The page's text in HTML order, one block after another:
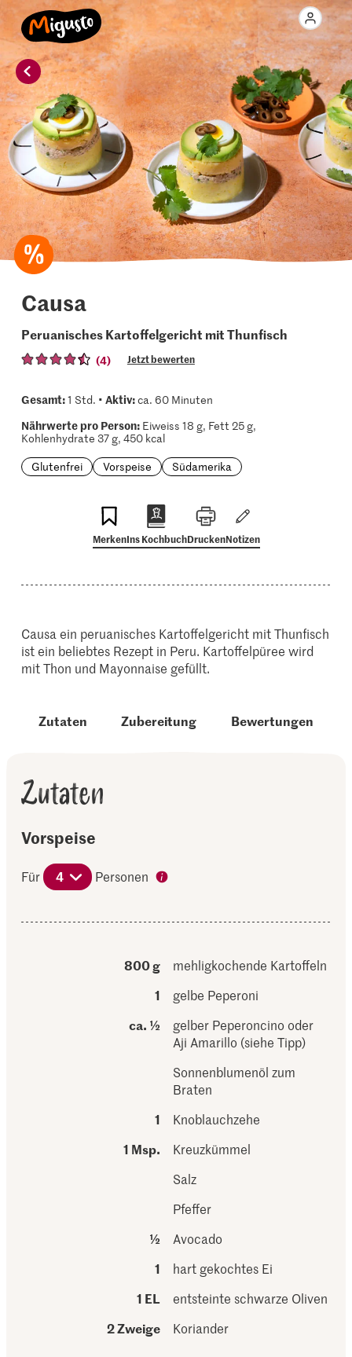
Causa
Peruanisches Kartoffelgericht mit Thunfisch
(4) Jetzt bewerten
Gesamt:1 Std. • Aktiv:ca. 60 Minuten
Nährwerte pro Person:Eiweiss 18 g, Fett 25 g,
Kohlenhydrate 37 g, 450 kcal
Glutenfrei
Vorspeise Südamerika
MerkenIns KochbuchDruckenNotizen
Causa ein peruanisches Kartoffelgericht mit Thunfisch
ist ein beliebtes Rezept in Peru. Kartoffelpüree wird
mit Thon und Mayonnaise gefüllt.
Zutaten Zubereitung Bewertungen
Zutaten
Vorspeise
Für 4 Personen
800 g
mehligkochende Kartoffeln
1
gelbe Peperoni
ca. ½
gelber Peperoncino oder
Aji Amarillo (siehe Tipp)
Sonnenblumenöl zum
Braten
1
Knoblauchzehe
1 Msp.
Kreuzkümmel
Salz
Pfeffer
½
Avocado
1
hart gekochtes Ei
1 EL
entsteinte schwarze Oliven
2 Zweige
Koriander